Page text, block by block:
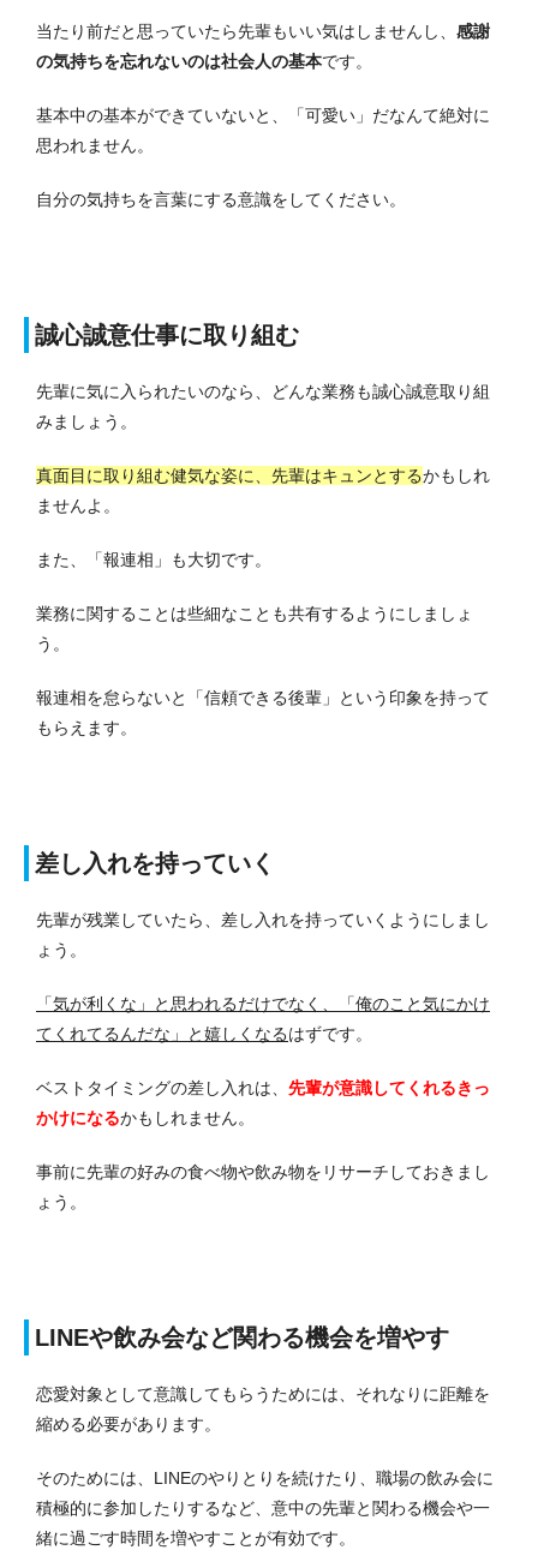
当たり前だと思っていたら先輩もいい気はしませんし、 感謝
の気持ちを忘れないのは社会人の基本です。
基本中の基本ができていないと、「可愛い」だなんて絶対に
思われません。
自分の気持ちを言葉にする意識をしてください。
誠心誠意仕事に取り組む
先輩に気に入られたいのなら、どんな業務も誠心誠意取り組
みましょう。
真面目に取り組む健気な姿に、先輩はキュンとするかもしれ
ませんよ。
また、「報連相」も大切です。
業務に関することは些細なことも共有するようにしましょ
う。
報連相を怠らないと「信頼できる後輩」という印象を持って
もらえます。
差し入れを持っていく
先輩が残業していたら、差し入れを持っていくようにしまし
ょう。
「気が利くな」と思われるだけでなく、「俺のこと気にかけ
てくれてるんだな」と嬉しくなるはずです。
ベストタイミングの差し入れは、 先輩が意識してくれるきっ
かけになるかもしれません。
事前に先輩の好みの食べ物や飲み物をリサーチしておきまし
ょう。
LINEや飲み会など関わる機会を増やす
恋愛対象として意識してもらうためには、それなりに距離を
縮める必要があります。
そのためには、LINEのやりとりを続けたり、職場の飲み会に
積極的に参加したりするなど、意中の先輩と関わる機会や一
緒に過ごす時間を増やすことが有効です。